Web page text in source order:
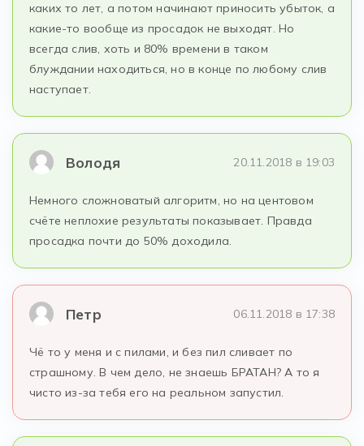
каких то лет, а потом начинают приносить убыток, а
какие-то вообще из просадок не выходят. Но
всегда слив, хоть и 80% времени в таком
блуждании находиться, но в конце по любому слив
наступает.
Володя 20.11.2018 в 19:03
Немного сложноватый алгоритм, но на центовом
счёте неплохие результаты показывает. Правда
просадка почти до 50% доходила.
Петр 06.11.2018 в 17:38
Чё то у меня и с пилами, и без пил сливает по
страшному. В чем дело, не знаешь БРАТАН? А то я
чисто из-за тебя его на реальном запустил.